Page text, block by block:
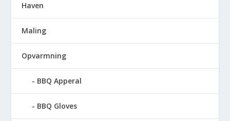
Haven
Maling
Opvarmning
BBQ Apperal
BBQ Gloves